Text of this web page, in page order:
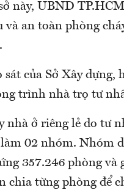
này, UBND
an toàn phòng
sát của Sở Xây dựng,
trình nhà trọ tư
nhà ở riêng lẻ do tư
02 nhóm. Nhóm
357.246 phòng và
chia từng phòng để